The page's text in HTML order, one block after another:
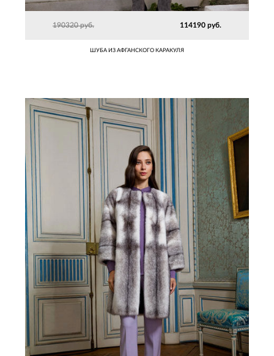
ШУБА ИЗ АФГАНСКОГО КАРАКУЛЯ
190320 руб. 114190 руб.